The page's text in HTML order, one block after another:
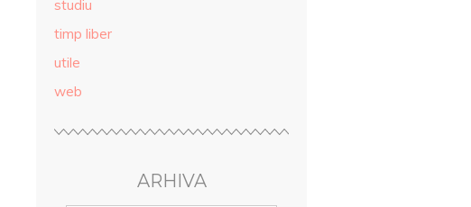
studiu
timp liber
utile
web
ARHIVA